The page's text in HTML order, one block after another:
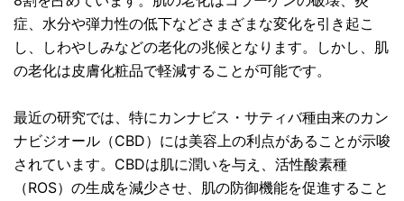
症、水分や弾力性の低下などさまざまな変化を引き起こ
し、しわやしみなどの老化の兆候となります。しかし、肌
の老化は皮膚化粧品で軽減することが可能です。
最近の研究では、特にカンナビス・サティバ種由来のカン
ナビジオール（CBD）には美容上の利点があることが示唆
されています。CBDは肌に潤いを与え、活性酸素種
（ROS）の生成を減少させ、肌の防御機能を促進すること